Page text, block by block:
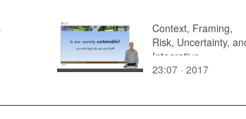
Context, Framing,
Risk, Uncertainty,
Integrative
Approaches to
23:07 · 2017